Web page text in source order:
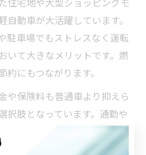
動車が大活躍しています。
駐車場でもストレスなく運転
いて大きなメリットです。燃
にもつながります。
や保険料も普通車より抑えら
択肢となっています。通勤や
い方にとって、エンジンへの
乗り続けやすいのが特徴で